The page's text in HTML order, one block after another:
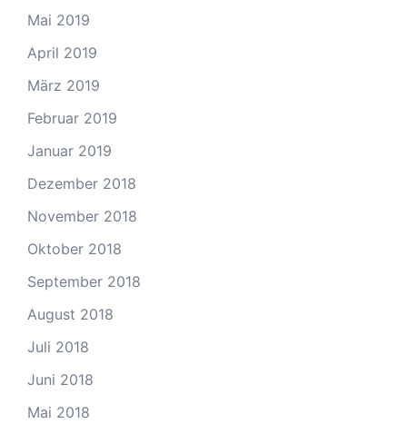
Mai 2019
April 2019
März 2019
Februar 2019
Januar 2019
Dezember 2018
November 2018
Oktober 2018
September 2018
August 2018
Juli 2018
Juni 2018
Mai 2018